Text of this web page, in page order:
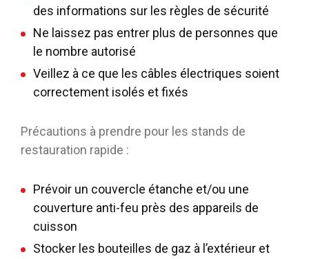
des informations sur les règles de sécurité
Ne laissez pas entrer plus de personnes que
le nombre autorisé
Veillez à ce que les câbles électriques soient
correctement isolés et fixés
Précautions à prendre pour les stands de
restauration rapide :
Prévoir un couvercle étanche et/ou une
couverture anti-feu près des appareils de
cuisson
Stocker les bouteilles de gaz à l’extérieur et